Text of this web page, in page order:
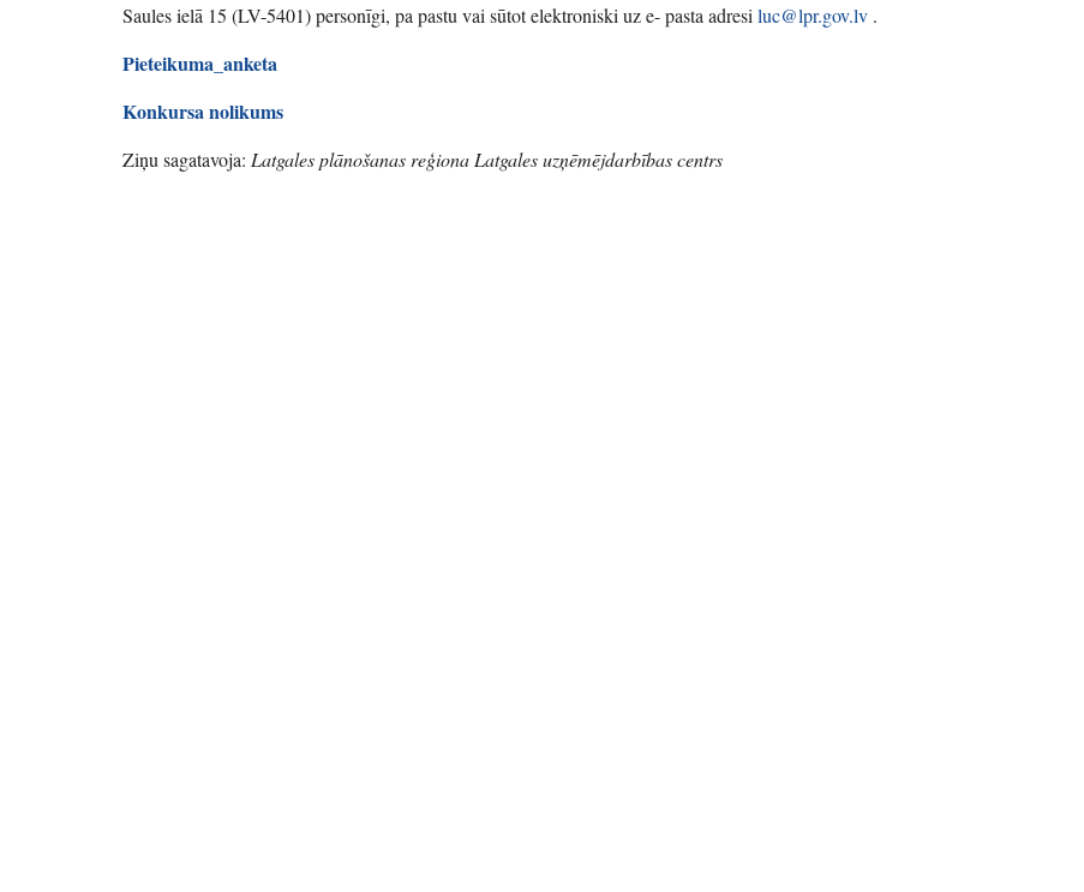
Saules ielā 15 (LV-5401) personīgi, pa pastu vai sūtot elektroniski uz e- pasta adresi luc@lpr.gov.lv .
Pieteikuma_anketa
Konkursa nolikums
Ziņu sagatavoja: Latgales plānošanas reģiona Latgales uzņēmējdarbības centrs